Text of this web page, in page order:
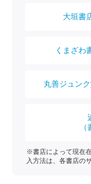
大垣書
くまざわ
丸善ジュン
※書店によって現在
入方法は、各書店の